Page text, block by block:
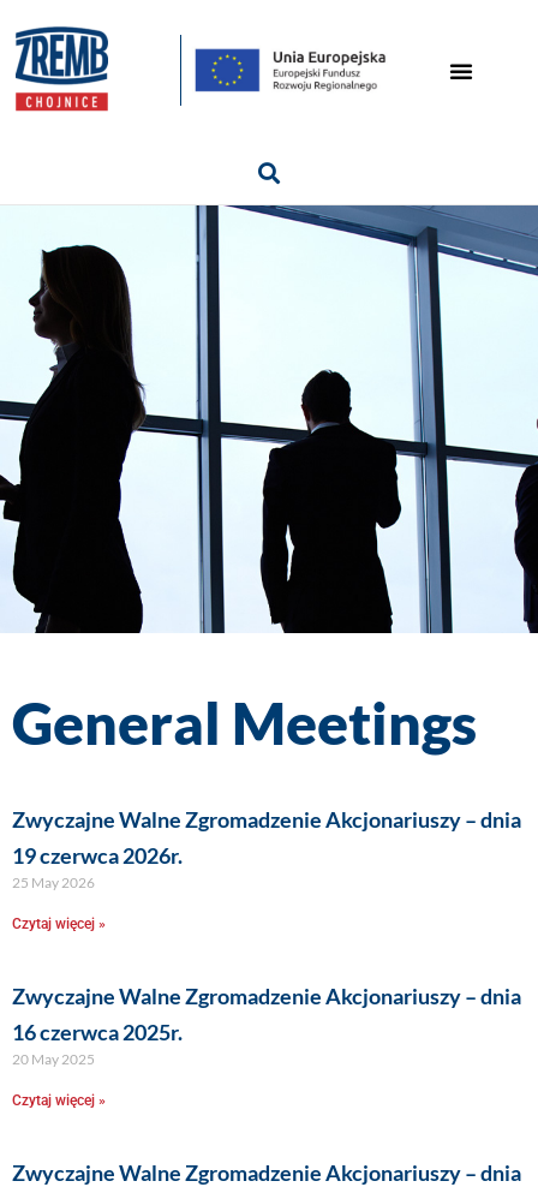
General Meetings
Zwyczajne Walne Zgromadzenie Akcjonariuszy – dnia
19 czerwca 2026r.
25 May 2026
Czytaj więcej »
Zwyczajne Walne Zgromadzenie Akcjonariuszy – dnia
16 czerwca 2025r.
20 May 2025
Czytaj więcej »
Zwyczajne Walne Zgromadzenie Akcjonariuszy – dnia